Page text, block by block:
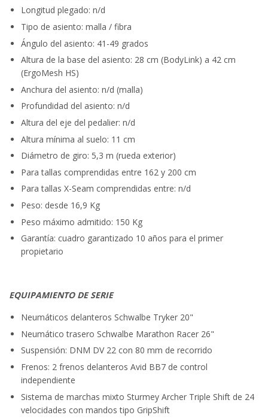
Longitud plegado: n/d
Tipo de asiento: malla / fibra
Ángulo del asiento: 41-49 grados
Altura de la base del asiento: 28 cm (BodyLink) a 42 cm
(ErgoMesh HS)
Anchura del asiento: n/d (malla)
Profundidad del asiento: n/d
Altura del eje del pedalier: n/d
Altura mínima al suelo: 11 cm
Diámetro de giro: 5,3 m (rueda exterior)
Para tallas comprendidas entre 162 y 200 cm
Para tallas X-Seam comprendidas entre: n/d
Peso: desde 16,9 Kg
Peso máximo admitido: 150 Kg
Garantía: cuadro garantizado 10 años para el primer
propietario
EQUIPAMIENTO DE SERIE
Neumáticos delanteros Schwalbe Tryker 20"
Neumático trasero Schwalbe Marathon Racer 26"
Suspensión: DNM DV 22 con 80 mm de recorrido
Frenos: 2 frenos delanteros Avid BB7 de control
independiente
Sistema de marchas mixto Sturmey Archer Triple Shift de 24
velocidades con mandos tipo GripShift